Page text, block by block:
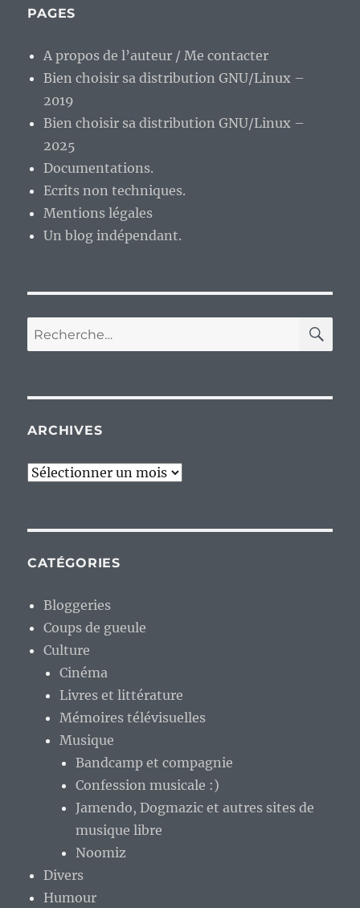
de
logiciels
ils
y
des
utilisateurs
PAGES
A propos de l’auteur / Me contacter
Bien choisir sa distribution GNU/Linux –
2019
Bien choisir sa distribution GNU/Linux –
2025
Documentations.
Ecrits non techniques.
Mentions légales
Un blog indépendant.
Recherche
pour :
ARCHIVES
Archives
CATÉGORIES
Bloggeries
Coups de gueule
Culture
Cinéma
Livres et littérature
Mémoires télévisuelles
Musique
Bandcamp et compagnie
Confession musicale :)
Jamendo, Dogmazic et autres sites de
musique libre
Noomiz
Divers
Humour